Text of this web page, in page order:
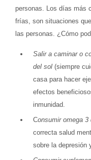
personas. Los días más
frías, son situaciones
las personas. ¿Cómo
Salir a caminar o
del sol (siempre
casa para hacer
efectos
inmunidad.
Consumir omega 3
correcta salud
sobre la depresión